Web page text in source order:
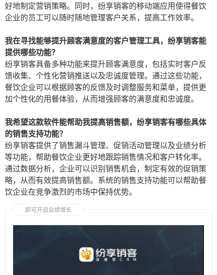
好地制定营销策略。同时，纷享销客的移动端应用使得餐饮
企业的员工可以随时随地管理客户关系，提高工作效率。
我在寻找能够提升顾客满意度的客户管理工具，纷享销客能
提供哪些功能？
纷享销客具备多种功能来提升顾客满意度，包括实时客户反
馈收集、个性化营销推送以及忠诚度管理。通过这些功能，
餐饮企业可以根据顾客的反馈及时调整服务和菜单，提供更
加个性化的用餐体验，从而增强顾客的满意度和忠诚度。
我希望这款软件能帮助我提高销售额，纷享销客有哪些具体
的销售支持功能？
纷享销客提供了销售漏斗管理、促销活动管理以及业绩分析
等功能，帮助餐饮企业更好地跟踪销售情况和客户转化率。
通过数据分析，企业可以识别销售机会，制定有效的促销策
略，从而有效提高销售额。系统的销售支持功能可以帮助餐
饮企业在竞争激烈的市场中保持优势。
即可开启业绩增长